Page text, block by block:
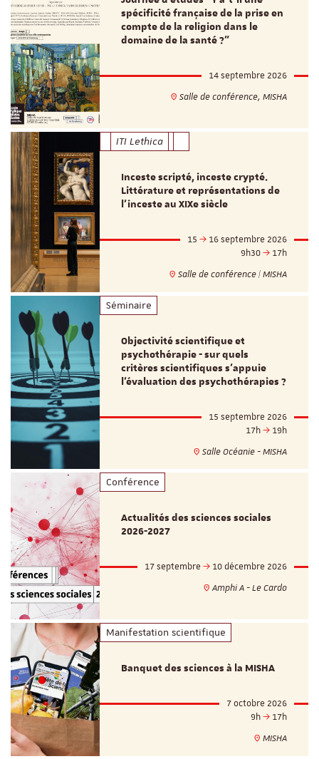
spécificité française de la prise en
compte de la religion dans le
domaine de la santé ?"
14 septembre 2026
Salle de conférence, MISHA
ITI Lethica
Inceste scripté, inceste crypté.
Littérature et représentations de
l’inceste au XIXe siècle
15
16 septembre 2026
9h30
17h
Salle de conférence | MISHA
Séminaire
Objectivité scientifique et
psychothérapie - sur quels
critères scientifiques s'appuie
l'évaluation des psychothérapies ?
15 septembre 2026
17h
19h
Salle Océanie - MISHA
Conférence
Actualités des sciences sociales
2026-2027
17 septembre
10 décembre 2026
Amphi A - Le Cardo
Manifestation scientifique
Banquet des sciences à la MISHA
7 octobre 2026
9h
17h
MISHA